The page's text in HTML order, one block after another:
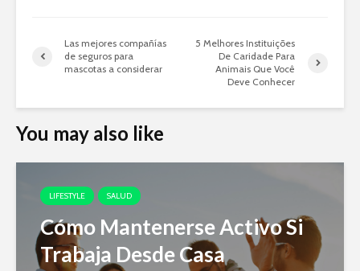
Las mejores compañías
de seguros para
mascotas a considerar
5 Melhores Instituições
De Caridade Para
Animais Que Você
Deve Conhecer
You may also like
LIFESTYLE SALUD
Cómo Mantenerse Activo Si
Trabaja Desde Casa